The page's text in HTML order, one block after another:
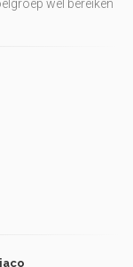
wel bereiken